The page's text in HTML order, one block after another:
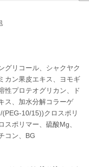
グリコール、シャクヤク
カン果皮エキス、ヨモギ
性プロテオグリカン、ド
ス、加水分解コラーゲ
10/15))クロスポリ
ポリマー、硫酸Mg、
コン、BG